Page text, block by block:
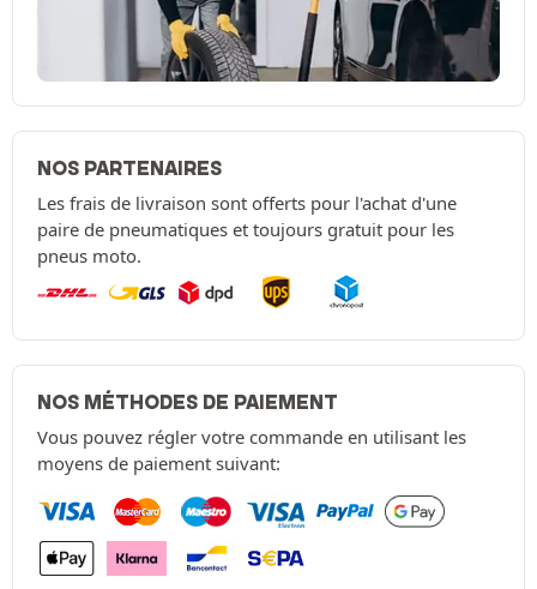
NOS PARTENAIRES
Les frais de livraison sont offerts pour l'achat d'une
paire de pneumatiques et toujours gratuit pour les
pneus moto.
NOS MÉTHODES DE PAIEMENT
Vous pouvez régler votre commande en utilisant les
moyens de paiement suivant: